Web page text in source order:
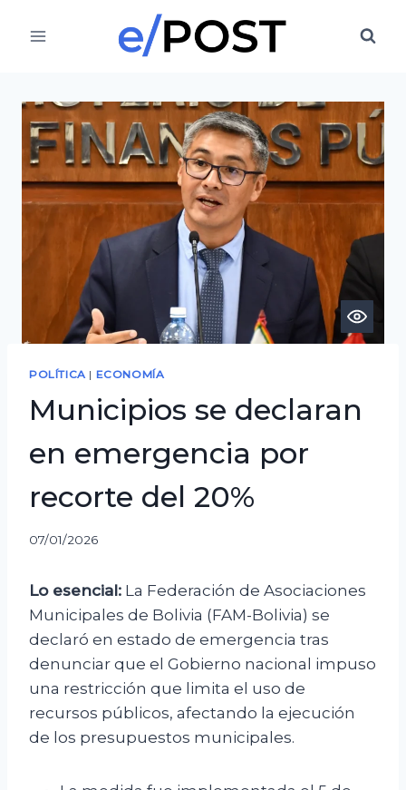
POLÍTICA | ECONOMÍA
Municipios se declaran
en emergencia por
recorte del 20%
07/01/2026
Lo esencial: La Federación de Asociaciones
Municipales de Bolivia (FAM-Bolivia) se
declaró en estado de emergencia tras
denunciar que el Gobierno nacional impuso
una restricción que limita el uso de
recursos públicos, afectando la ejecución
de los presupuestos municipales.